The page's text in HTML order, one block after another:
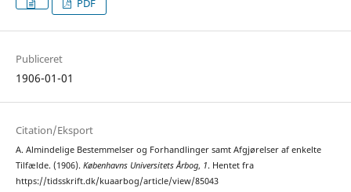
PDF
Publiceret
1906-01-01
Citation/Eksport
A. Almindelige Bestemmelser og Forhandlinger samt Afgjørelser af enkelte
Tilfælde. (1906). Københavns Universitets Årbog, 1. Hentet fra
https://tidsskrift.dk/kuaarbog/article/view/85043